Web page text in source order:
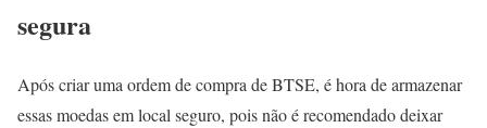
segura
Após criar uma ordem de compra de BTSE, é hora de armazenar
essas moedas em local seguro, pois não é recomendado deixar